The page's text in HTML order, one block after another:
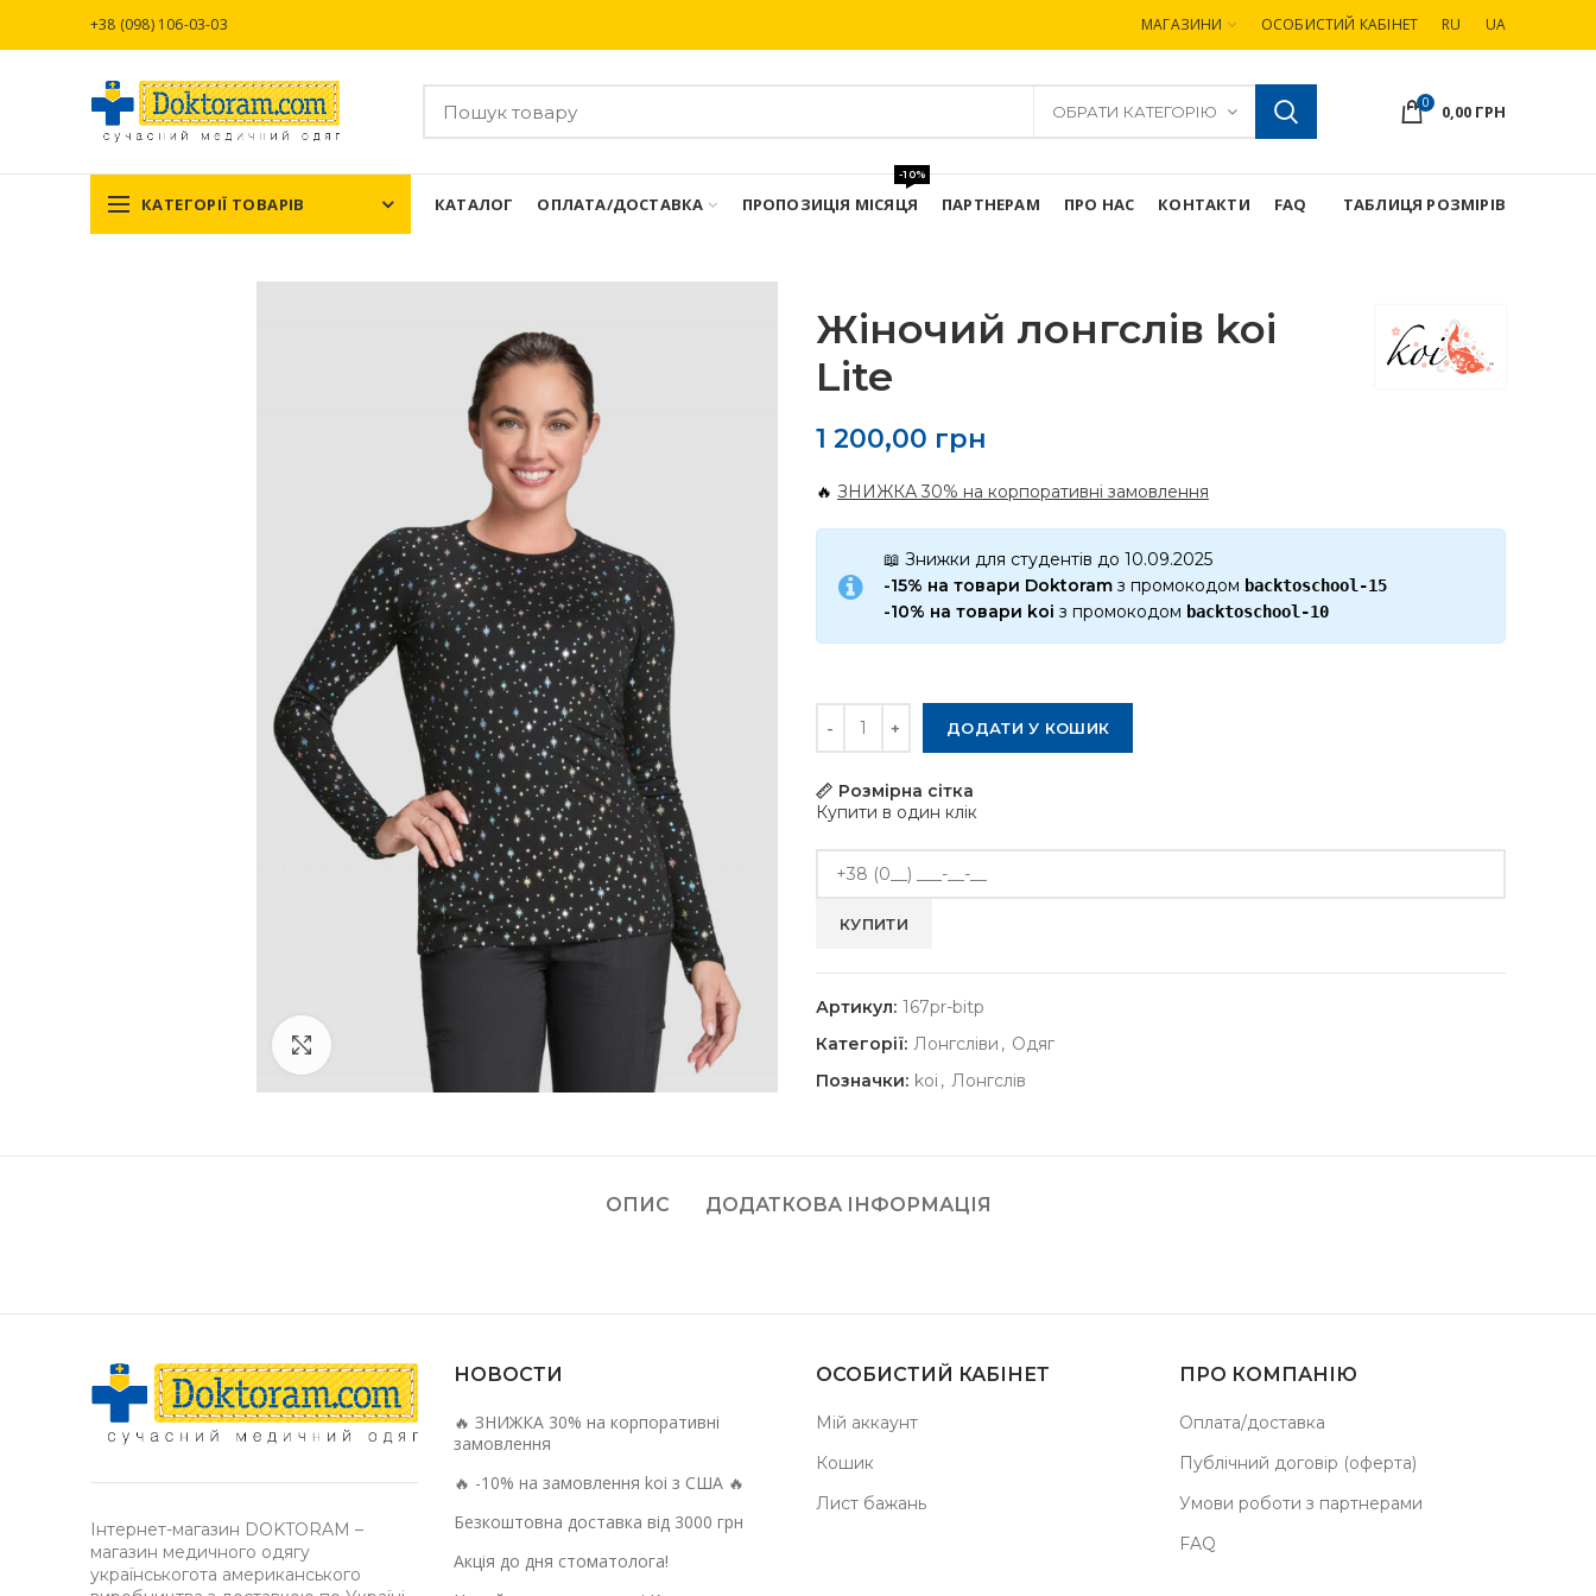
+38 (098) 106-03-03 МАГАЗИНИ ОСОБИСТИЙ КАБІНЕТ RU UA
ОБРАТИ КАТЕГОРІЮ 0 0,00 ГРН
КАТЕГОРІЇ ТОВАРІВ КАТАЛОГ ОПЛАТА/ДОСТАВКА ПРОПОЗИЦІЯ МІСЯЦЯ
-10%
ПАРТНЕРАМ ПРО НАС КОНТАКТИ FAQ ТАБЛИЦЯ РОЗМІРІВ
Click to enlarge
Жіночий лонгслів koi
Lite
1 200,00 грн
🔥 ЗНИЖКА 30% на корпоративні замовлення
📖 Знижки для студентів до 10.09.2025
-15% на товари Doktoram з промокодом backtoschool-15
-10% на товари koi з промокодом backtoschool-10
ДОДАТИ У КОШИК
Розмірна сітка
Купити в один клік
Артикул: 167pr-bitp
Категорії: Лонгсліви , Одяг
Позначки: koi , Лонгслів
ОПИС ДОДАТКОВА ІНФОРМАЦІЯ
Інтернет-магазин DOKTORAM –
магазин медичного одягу
українськогота американського
НОВОСТИ
🔥 ЗНИЖКА 30% на корпоративні
замовлення
🔥 -10% на замовлення koi з США 🔥
Безкоштовна доставка від 3000 грн
Акція до дня стоматолога!
ОСОБИСТИЙ КАБІНЕТ
Мій аккаунт
Кошик
Лист бажань
ПРО КОМПАНІЮ
Оплата/доставка
Публічний договір (оферта)
Умови роботи з партнерами
FAQ